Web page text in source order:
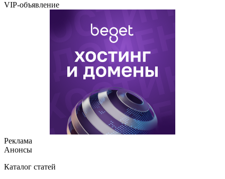
VIP-объявление
Реклама
Анонсы
Каталог статей